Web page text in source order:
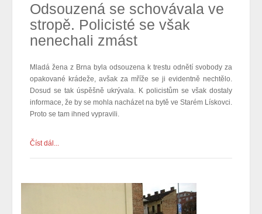
Odsouzená se schovávala ve
stropě. Policisté se však
nenechali zmást
Mladá žena z Brna byla odsouzena k trestu odnětí svobody za
opakované krádeže, avšak za mříže se ji evidentně nechtělo.
Dosud se tak úspěšně ukrývala. K policistům se však dostaly
informace, že by se mohla nacházet na bytě ve Starém Lískovci.
Proto se tam ihned vypravili.
Číst dál...